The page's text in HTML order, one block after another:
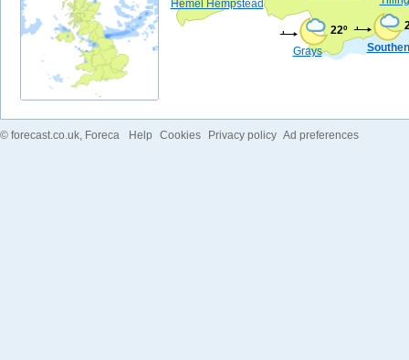
Hemel Hempstead
Grays
22º
© forecast.co.uk , Foreca Help Cookies Privacy policy Ad preferences